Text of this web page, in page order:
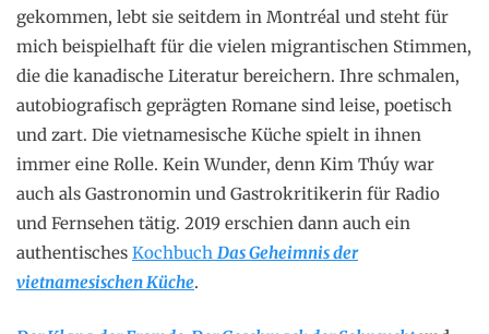
gekommen, lebt sie seitdem in Montréal und steht für
mich beispielhaft für die vielen migrantischen Stimmen,
die die kanadische Literatur bereichern. Ihre schmalen,
autobiografisch geprägten Romane sind leise, poetisch
und zart. Die vietnamesische Küche spielt in ihnen
immer eine Rolle. Kein Wunder, denn Kim Thúy war
auch als Gastronomin und Gastrokritikerin für Radio
und Fernsehen tätig. 2019 erschien dann auch ein
authentisches Kochbuch Das Geheimnis der
vietnamesischen Küche.